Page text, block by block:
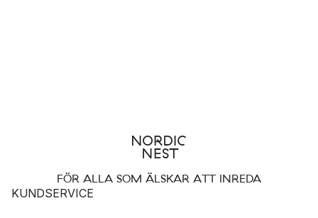
FÖR ALLA SOM ÄLSKAR ATT INREDA
KUNDSERVICE